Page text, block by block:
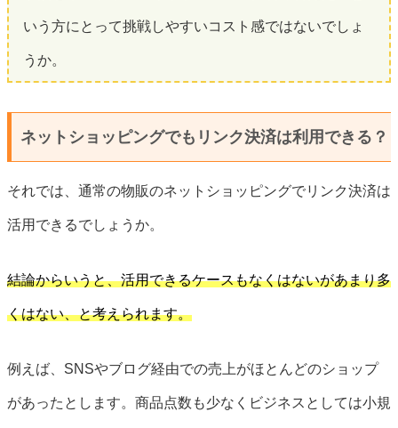
いう方にとって挑戦しやすいコスト感ではないでしょ
うか。
ネットショッピングでもリンク決済は利用できる？
それでは、通常の物販のネットショッピングでリンク決済は
活用できるでしょうか。
結論からいうと、活用できるケースもなくはないがあまり多
くはない、と考えられます。
例えば、SNSやブログ経由での売上がほとんどのショップ
があったとします。商品点数も少なくビジネスとしては小規